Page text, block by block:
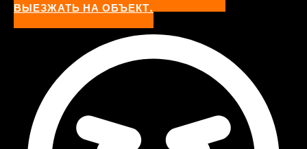
ВЫЕЗЖАТЬ НА ОБЪЕКТ.